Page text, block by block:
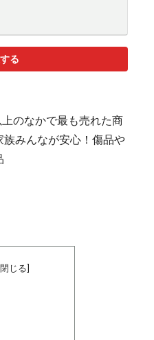
る
上のなかで最も売れた商
みんなが安心！傷品や